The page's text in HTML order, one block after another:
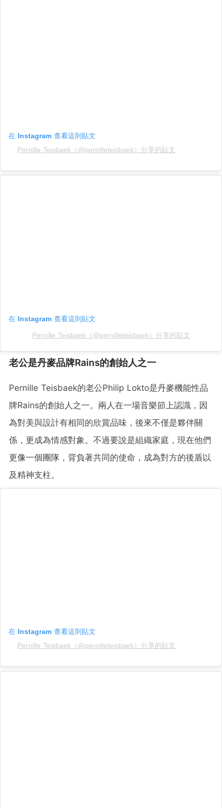
在 Instagram 查看這則貼文
Pernille Teisbaek（@pernilleteisbaek）分享的貼文
在 Instagram 查看這則貼文
Pernille Teisbaek（@pernilleteisbaek）分享的貼文
老公是丹麥品牌Rains的創始人之一
Pernille Teisbaek的老公Philip Lokto是丹麥機能性品
牌Rains的創始人之一。兩人在一場音樂節上認識，因
為對美與設計有相同的欣賞品味，後來不僅是夥伴關
係，更成為情感對象。不過要說是組織家庭，現在他們
更像一個團隊，背負著共同的使命，成為對方的後盾以
及精神支柱。
在 Instagram 查看這則貼文
Pernille Teisbaek（@pernilleteisbaek）分享的貼文